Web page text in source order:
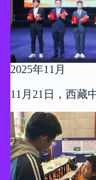
2025年11月
11月21日，西藏